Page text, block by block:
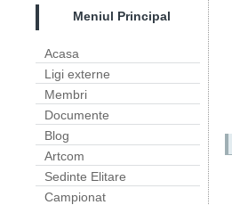
Meniul Principal
Acasa
Ligi externe
Membri
Documente
Blog
Artcom
Sedinte Elitare
Campionat